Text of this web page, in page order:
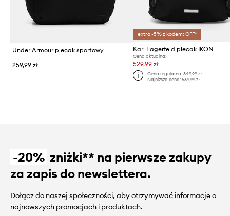
Under Armour plecak sportowy
259,99 zł
extra -5% z kodem: OFF*
Karl Lagerfeld plecak IKON
Cena aktualna:
529,99 zł
Cena regularna: 849,99 zł
Najniższa cena: 569,99 zł
-20% zniżki** na pierwsze zakupy
za zapis do newslettera.
Dołącz do naszej społeczności, aby otrzymywać informacje o
najnowszych promocjach i produktach.